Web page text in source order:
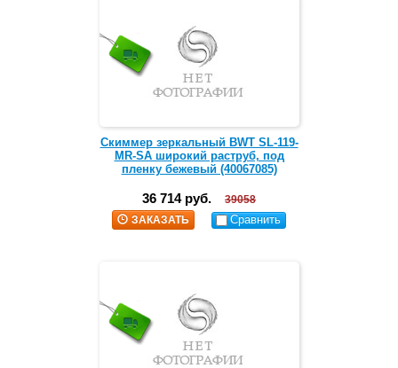
Скиммер зеркальный BWT SL-119-
MR-SA широкий раструб, под
пленку бежевый (40067085)
36 714 руб.
39058
ЗАКАЗАТЬ
Сравнить